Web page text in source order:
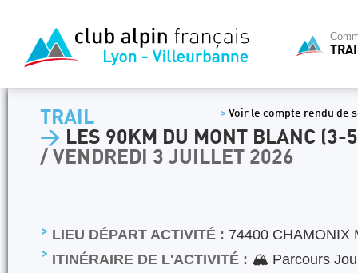
> Voir le compte rendu de
TRAIL
> LES 90KM DU MONT BLANC (3-
/ VENDREDI 3 JUILLET 2026
LIEU DÉPART ACTIVITÉ : 74400 CHAMONIX
ITINÉRAIRE DE L'ACTIVITÉ : 🏔️ Parcours